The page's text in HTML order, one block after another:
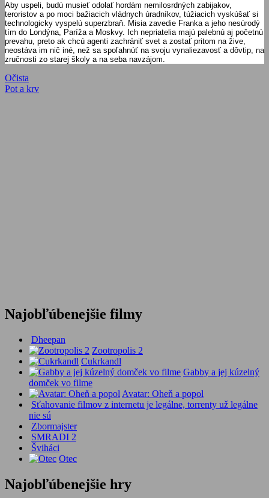
Aby uspeli, budú musieť odolať hordám nemilosrdných zabijakov,
teroristov a po moci bažiacich vládnych úradníkov, túžiacich vyskúšať si
technologicky vyspelú superzbraň. Misia zavedie Franka a jeho nesúrodý
tím do Londýna, Paríža a Moskvy. Ich nepriatelia majú palebnú aj početnú
prevahu, preto ak chcú agenti zachrániť svet a zostať pritom na žive,
neostáva im nič iné, než sa spoľahnúť na svoju vynaliezavosť a dôvtip, na
zručnosti zo starej školy a na seba navzájom.
Navigácia
v
Previous
Post:
Očista
Next
Pot a krv
Najobľúbenejšie filmy
Dheepan
Zootropolis 2
Cukrkandl
Gabby a jej kúzelný
domček vo filme
Avatar: Oheň a popol
Sťahovanie filmov z internetu je legálne, torrenty už legálne
nie sú
Zbormajster
SMRADI 2
Šviháci
Otec
Najobľúbenejšie hry